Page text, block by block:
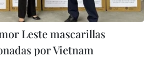
Leste mascarillas
por Vietnam